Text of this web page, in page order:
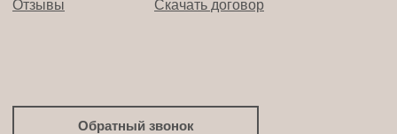
Обратный звонок
Скачать договор
Отзывы